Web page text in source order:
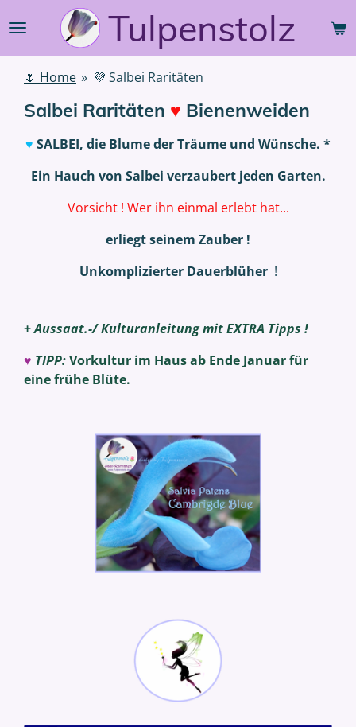
Hauptinhalt
springen
Tulpenstolz
🌷 Home » 💜 Salbei Raritäten
Salbei Raritäten ♥ Bienenweiden
♥ SALBEI, die Blume der Träume und Wünsche. *
Ein Hauch von Salbei verzaubert jeden Garten.
Vorsicht ! Wer ihn einmal erlebt hat...
erliegt seinem Zauber !
Unkomplizierter Dauerblüher !
+Aussaat.-/ Kulturanleitung mit EXTRA Tipps !
♥ TIPP:Vorkultur im Haus ab Ende Januar für
eine frühe Blüte.